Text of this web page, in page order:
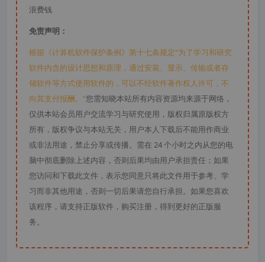
浪费钱
免责声明：
根据《计算机软件保护条例》第十七条规定“为了学习和研究
软件内含的设计思想和原理，通过安装、显示、传输或者存
储软件等方式使用软件的，可以不经软件著作权人许可，不
向其支付报酬。”您需知晓本站所有内容资源均来源于网络，
仅供本站会员用户交流学习与研究使用，版权归属原版权方
所有，版权争议与本站无关，用户本人下载后不能用作商业
或非法用途，禁止分享或传播。需在 24 个小时之内从您的电
脑中彻底删除上述内容，否则后果均由用户承担责任；如果
您访问和下载此文件，表示您同意只将此文件用于参考、学
习而非其他用途，否则一切后果请您自行承担。如果您喜欢
该程序，请支持正版软件，购买注册，得到更好的正版服
务。